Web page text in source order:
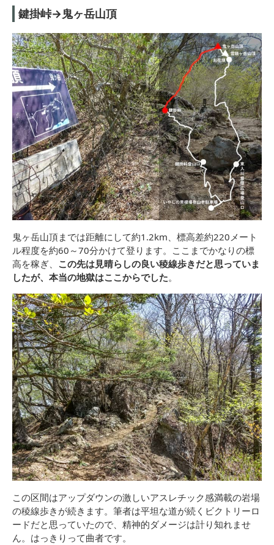
鍵掛峠→鬼ヶ岳山頂
鬼ヶ岳山頂までは距離にして約1.2km、標高差約220メート
ル程度を約60～70分かけて登ります。ここまでかなりの標
高を稼ぎ、 この先は見晴らしの良い稜線歩きだと思っていま
したが、本当の地獄はここからでした。
この区間はアップダウンの激しいアスレチック感満載の岩場
の稜線歩きが続きます。筆者は平坦な道が続くビクトリーロ
ードだと思っていたので、精神的ダメージは計り知れませ
ん。はっきりって曲者です。